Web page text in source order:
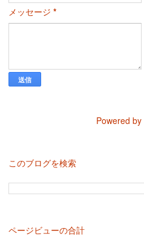
メッセージ *
Powered by
このブログを検索
ページビューの合計